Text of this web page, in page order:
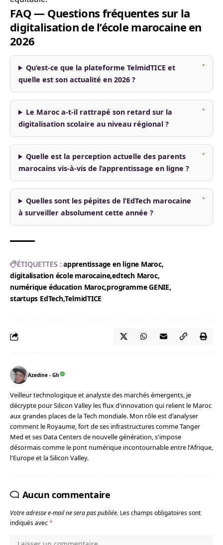
FAQ — Questions fréquentes sur la
digitalisation de l’école marocaine en
2026
Qu’est-ce que la plateforme TelmidTICE et
quelle est son actualité en 2026 ?
Le Maroc a-t-il rattrapé son retard sur la
digitalisation scolaire au niveau régional ?
Quelle est la perception actuelle des parents
marocains vis-à-vis de l’apprentissage en ligne ?
Quelles sont les pépites de l’EdTech marocaine
à surveiller absolument cette année ?
ÉTIQUETTES : apprentissage en ligne Maroc
digitalisation école marocaineedtech Maroc
numérique éducation Maroc programme GENIE
startups EdTechTelmidTICE
Azedine - Gh
Veilleur technologique et analyste des marchés émergents, je
décrypte pour Silicon Valley les flux d'innovation qui relient le Maroc
aux grandes places de la Tech mondiale. Mon rôle est d'analyser
comment le Royaume, fort de ses infrastructures comme Tanger
Med et ses Data Centers de nouvelle génération, s'impose
désormais comme le pont numérique incontournable entre l'Afrique,
l'Europe et la Silicon Valley.
Aucun commentaire
Votre adresse e-mail ne sera pas publiée. Les champs obligatoires sont
indiqués avec*